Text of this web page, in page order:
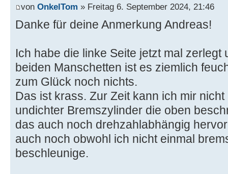
von OnkelTom » Freitag 6. September 2024, 21:46
Danke für deine Anmerkung Andreas!
Ich habe die linke Seite jetzt mal zerlegt
beiden Manschetten ist es ziemlich
zum Glück noch nichts.
Das ist krass. Zur Zeit kann ich mir
undichter Bremszylinder die oben
das auch noch drehzahlabhängig
auch noch obwohl ich nicht einmal
beschleunige.